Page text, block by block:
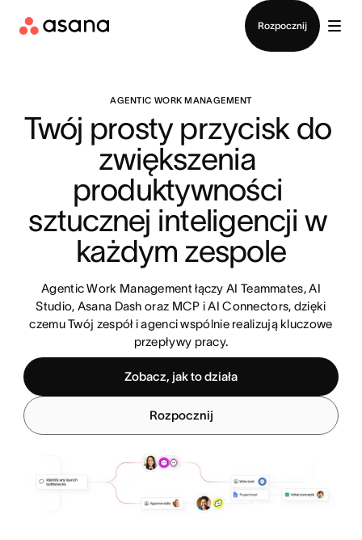
Rozpocznij
AGENTIC WORK MANAGEMENT
Twój prosty przycisk do
zwiększenia
produktywności
sztucznej inteligencji w
każdym zespole
Agentic Work Management łączy AI Teammates, AI
Studio, Asana Dash oraz MCP i AI Connectors, dzięki
czemu Twój zespół i agenci wspólnie realizują kluczowe
przepływy pracy.
Zobacz, jak to działa
Rozpocznij